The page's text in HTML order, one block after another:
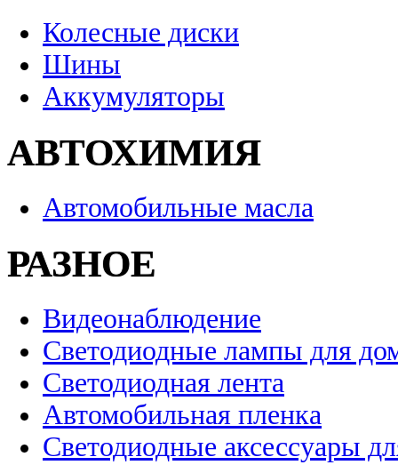
Колесные диски
Шины
Аккумуляторы
АВТОХИМИЯ
Автомобильные масла
РАЗНОЕ
Видеонаблюдение
Светодиодные лампы для
Светодиодная лента
Автомобильная пленка
Светодиодные аксессуары